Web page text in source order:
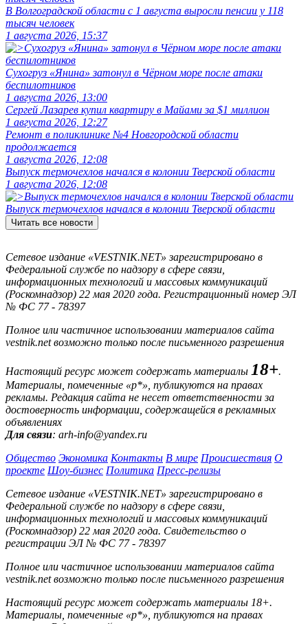
В Волгоградской области с 1 августа выросли пенсии у 118
тысяч человек
1 августа 2026, 15:37
Сухогруз «Янина» затонул в Чёрном море после атаки
беспилотников
1 августа 2026, 13:00
Сергей Лазарев купил квартиру в Майами за $1 миллион
1 августа 2026, 12:27
Ремонт в поликлинике №4 Новгородской области
продолжается
1 августа 2026, 12:08
Выпуск термочехлов начался в колонии Тверской области
1 августа 2026, 12:08
Выпуск термочехлов начался в колонии Тверской области
Читать все новости
Сетевое издание «VESTNIK.NET» зарегистрировано в
Федеральной службе по надзору в сфере связи,
информационных технологий и массовых коммуникаций
(Роскомнадзор) 22 мая 2020 года. Регистрационный номер ЭЛ
№ ФС 77 - 78397
Полное или частичное использовании материалов сайта
vestnik.net возможно только после письменного разрешения
Настоящий ресурс может содержать материалы 18+.
Материалы, помеченные «р*», публикуются на правах
рекламы. Редакция сайта не несет ответственности за
достоверность информации, содержащейся в рекламных
объявлениях
Для связи: arh-info@yandex.ru
Общество Экономика Контакты В мире Происшествия О
проекте Шоу-бизнес Политика Пресс-релизы
Сетевое издание «VESTNIK.NET» зарегистрировано в
Федеральной службе по надзору в сфере связи,
информационных технологий и массовых коммуникаций
(Роскомнадзор) 22 мая 2020 года. Свидетельство о
регистрации ЭЛ № ФС 77 - 78397
Полное или частичное использовании материалов сайта
vestnik.net возможно только после письменного разрешения
Настоящий ресурс может содержать материалы 18+.
Материалы, помеченные «р*», публикуются на правах